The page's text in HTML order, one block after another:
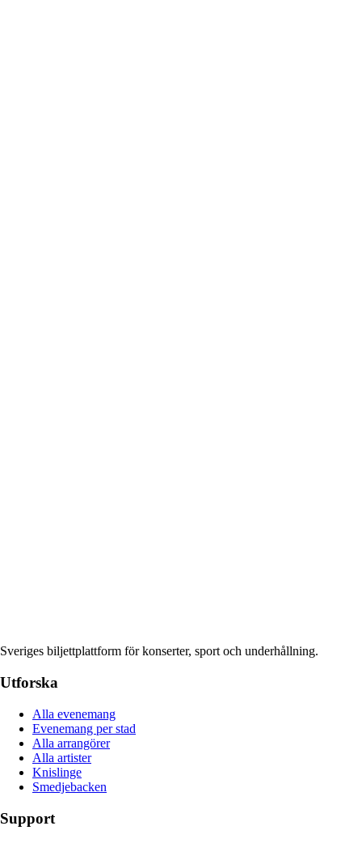
Sveriges biljettplattform för konserter, sport och underhållning.
Utforska
Alla evenemang
Evenemang per stad
Alla arrangörer
Alla artister
Knislinge
Smedjebacken
Support